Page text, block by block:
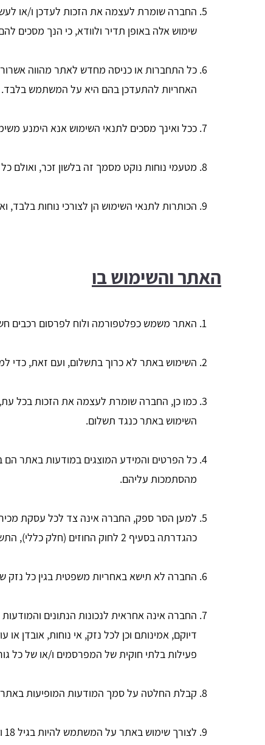
החברה שומרת לעצמה את הזכות לעדכן ו/או
שימוש אלה באופן תדיר ולוודא, כי הנך
כל התחברות או כניסה מחדש לאתר מהווה
האחריות להתעדכן בהם היא על המשתמש בלבד.
ככל ואינך מסכים לתנאי השימוש אנא הימנע
מטעמי נוחות נוקט מסמך זה בלשון זכר, ואולם
הכותרות לתנאי השימוש הן לצורכי נוחות
האתר והשימוש בו
האתר משמש כפלטפורמה ולוח לפרסום רכבים
השימוש באתר לא כרוך בתשלום, ועם זאת, כדי
כמו כן, החברה שומרת לעצמה את הזכות בכל עת,
השימוש באתר כנגד תשלום.
כל הפרטים והמידע המוצגים במודעות באתר
מהסתמכות עליהם.
למען הסר ספק, החברה אינה צד לכל עסקת
כהגדרתה בסעיף 2 לחוק החוזים (חלק כללי), התשל"ג-1973.
החברה לא תישא באחריות משפטית בגין כל נזק
החברה אינה אחראית לנכונות הנתונים
דיוקם, אמינותם וכן לכל נזק, אי נוחות, אובדן
פעילות בלתי חוקית של המפרסמים ו/או של כל
קבלת החלטה על סמך המודעות המופיעות
לצורך שימוש באתר על המשתמש להיות בגיל 18 ומעלה לפחות ובעל הכשירות והכשרות המשפטית להסכים לתנאי שימוש אלה.